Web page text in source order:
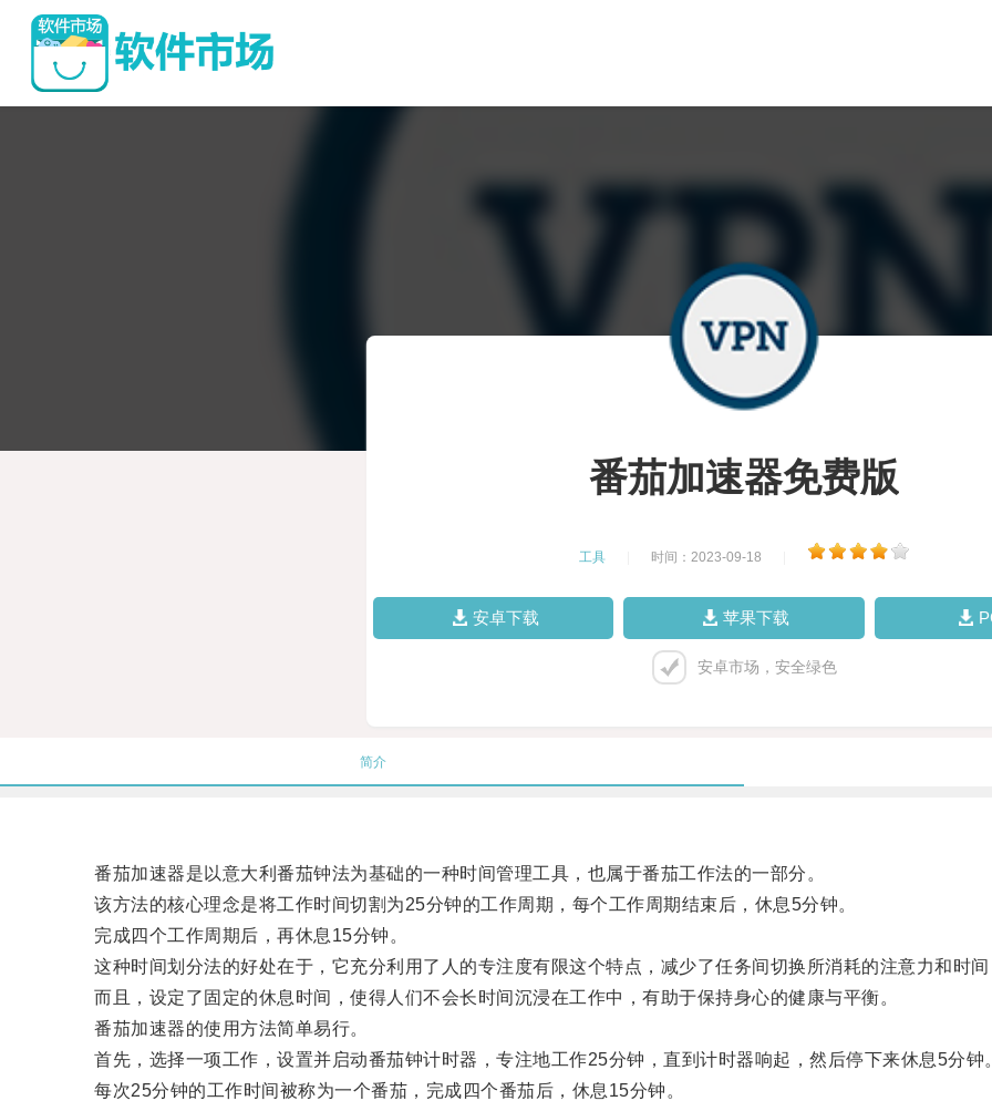
番茄加速器免费版
工具 时间：2023-09-18
安卓下载 苹果下载
安卓市场，安全绿色
简介
番茄加速器是以意大利番茄钟法为基础的一种时间管理工具，也属于番茄工作法的一部分。
该方法的核心理念是将工作时间切割为25分钟的工作周期，每个工作周期结束后，休息5分钟。
完成四个工作周期后，再休息15分钟。
这种时间划分法的好处在于，它充分利用了人的专注度有限这个特点，减少了任务间切换所消耗的注意力和时间
而且，设定了固定的休息时间，使得人们不会长时间沉浸在工作中，有助于保持身心的健康与平衡。
番茄加速器的使用方法简单易行。
首先，选择一项工作，设置并启动番茄钟计时器，专注地工作25分钟，直到计时器响起，然后停下来休息5分钟
每次25分钟的工作时间被称为一个番茄，完成四个番茄后，休息15分钟。